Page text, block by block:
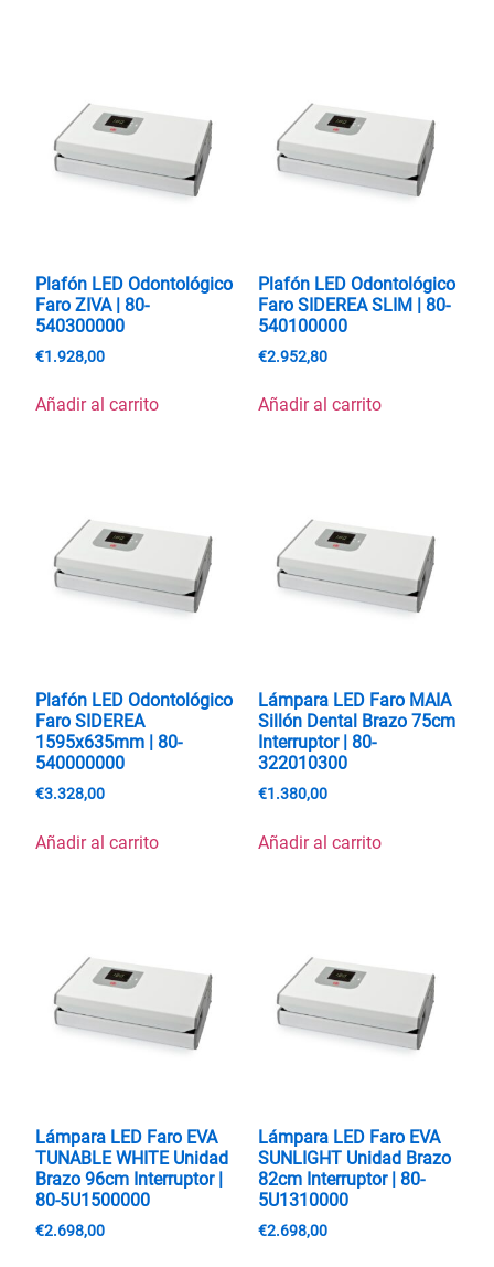
Plafón LED Odontológico
Faro ZIVA | 80-
540300000
€1.928,00
Añadir al carrito
Plafón LED Odontológico
Faro SIDEREA SLIM | 80-
540100000
€2.952,80
Añadir al carrito
Plafón LED Odontológico
Faro SIDEREA
1595x635mm | 80-
540000000
€3.328,00
Añadir al carrito
Lámpara LED Faro MAIA
Sillón Dental Brazo 75cm
Interruptor | 80-
322010300
€1.380,00
Añadir al carrito
Lámpara LED Faro EVA
TUNABLE WHITE Unidad
Brazo 96cm Interruptor |
80-5U1500000
€2.698,00
Lámpara LED Faro EVA
SUNLIGHT Unidad Brazo
82cm Interruptor | 80-
5U1310000
€2.698,00